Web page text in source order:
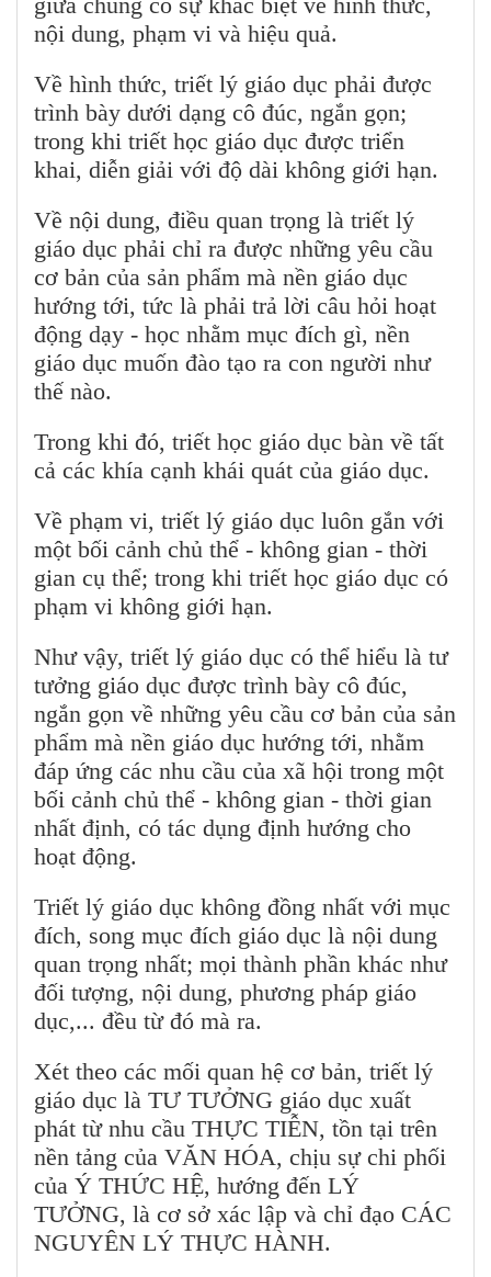
nội dung, phạm vi và hiệu quả.
Về hình thức, triết lý giáo dục phải được
trình bày dưới dạng cô đúc, ngắn gọn;
trong khi triết học giáo dục được triển
khai, diễn giải với độ dài không giới hạn.
Về nội dung, điều quan trọng là triết lý
giáo dục phải chỉ ra được những yêu cầu
cơ bản của sản phẩm mà nền giáo dục
hướng tới, tức là phải trả lời câu hỏi hoạt
động dạy - học nhằm mục đích gì, nền
giáo dục muốn đào tạo ra con người như
thế nào.
Trong khi đó, triết học giáo dục bàn về tất
cả các khía cạnh khái quát của giáo dục.
Về phạm vi, triết lý giáo dục luôn gắn với
một bối cảnh chủ thể - không gian - thời
gian cụ thể; trong khi triết học giáo dục có
phạm vi không giới hạn.
Như vậy, triết lý giáo dục có thể hiểu là tư
tưởng giáo dục được trình bày cô đúc,
ngắn gọn về những yêu cầu cơ bản của sản
phẩm mà nền giáo dục hướng tới, nhằm
đáp ứng các nhu cầu của xã hội trong một
bối cảnh chủ thể - không gian - thời gian
nhất định, có tác dụng định hướng cho
hoạt động.
Triết lý giáo dục không đồng nhất với mục
đích, song mục đích giáo dục là nội dung
quan trọng nhất; mọi thành phần khác như
đối tượng, nội dung, phương pháp giáo
dục,... đều từ đó mà ra.
Xét theo các mối quan hệ cơ bản, triết lý
giáo dục là TƯ TƯỞNG giáo dục xuất
phát từ nhu cầu THỰC TIỄN, tồn tại trên
nền tảng của VĂN HÓA, chịu sự chi phối
của Ý THỨC HỆ, hướng đến LÝ
TƯỞNG, là cơ sở xác lập và chỉ đạo CÁC
NGUYÊN LÝ THỰC HÀNH.